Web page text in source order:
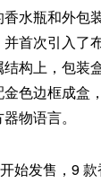
水瓶和外包
首次引入了
构上，包装
色边框成盒
物语言。
始发售，9